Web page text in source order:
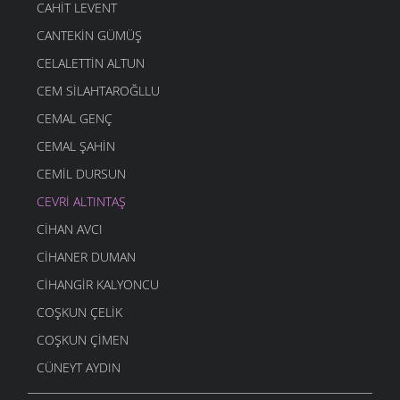
CAHIT LEVENT
CANTEKIN GÜMÜŞ
CELALETTIN ALTUN
CEM SILAHTAROĞLLU
CEMAL GENÇ
CEMAL ŞAHIN
CEMIL DURSUN
CEVRI ALTINTAŞ
CIHAN AVCI
CIHANER DUMAN
CIHANGIR KALYONCU
COŞKUN ÇELIK
COŞKUN ÇIMEN
CÜNEYT AYDIN